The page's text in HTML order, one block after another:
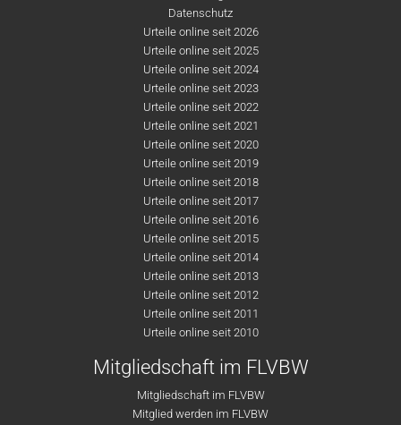
Datenschutz
Urteile online seit 2026
Urteile online seit 2025
Urteile online seit 2024
Urteile online seit 2023
Urteile online seit 2022
Urteile online seit 2021
Urteile online seit 2020
Urteile online seit 2019
Urteile online seit 2018
Urteile online seit 2017
Urteile online seit 2016
Urteile online seit 2015
Urteile online seit 2014
Urteile online seit 2013
Urteile online seit 2012
Urteile online seit 2011
Urteile online seit 2010
Mitgliedschaft im FLVBW
Mitgliedschaft im FLVBW
Mitglied werden im FLVBW